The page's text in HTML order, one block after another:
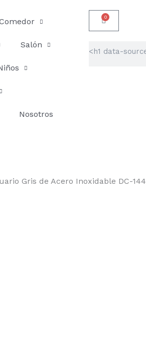
Salón
Nosotros
0
Carrito
Gris de Acero Inoxidable DC-144